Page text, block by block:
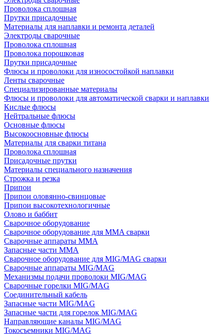
Проволока сплошная
Прутки присадочные
Материалы для наплавки и ремонта деталей
Электроды сварочные
Проволока сплошная
Проволока порошковая
Прутки присадочные
Флюсы и проволоки для износостойкой наплавки
Ленты сварочные
Специализированные материалы
Флюсы и проволоки для автоматической сварки и наплавки
Кислые флюсы
Нейтральные флюсы
Основные флюсы
Высокоосновные флюсы
Материалы для сварки титана
Проволока сплошная
Присадочные прутки
Материалы специального назначения
Строжка и резка
Припои
Припои оловянно-свинцовые
Припои высокотехнологичные
Олово и баббит
Сварочное оборудование
Сварочное оборудование для MMA сварки
Сварочные аппараты MMA
Запасные части MMA
Сварочное оборудование для MIG/MAG сварки
Сварочные аппараты MIG/MAG
Механизмы подачи проволоки MIG/MAG
Сварочные горелки MIG/MAG
Соединительный кабель
Запасные части MIG/MAG
Запасные части для горелок MIG/MAG
Направляющие каналы MIG/MAG
Токосъемники MIG/MAG